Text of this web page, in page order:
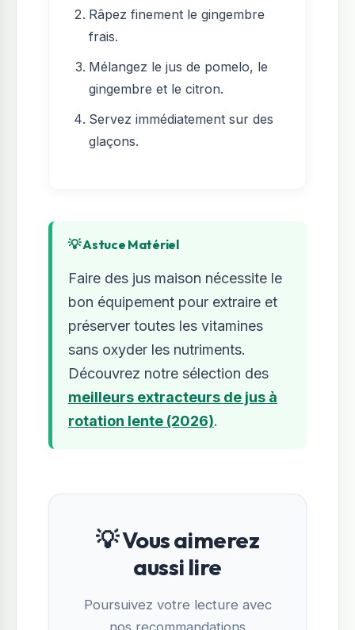
Râpez finement le gingembre
frais.
Mélangez le jus de pomelo, le
gingembre et le citron.
Servez immédiatement sur des
glaçons.
💡 Astuce Matériel
Faire des jus maison nécessite le
bon équipement pour extraire et
préserver toutes les vitamines
sans oxyder les nutriments.
Découvrez notre sélection des
meilleurs extracteurs de jus à
rotation lente (2026).
💡 Vous aimerez
aussi lire
Poursuivez votre lecture avec